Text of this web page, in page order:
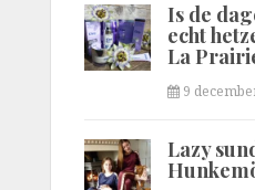
Is de
echt
La
9
Lazy